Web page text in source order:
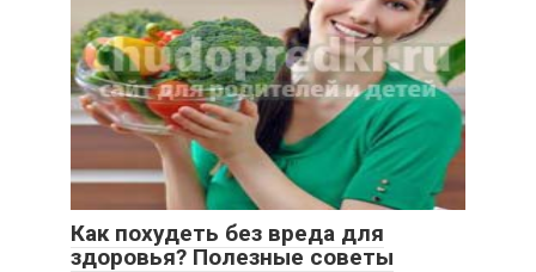
Как похудеть без вреда для
здоровья? Полезные советы